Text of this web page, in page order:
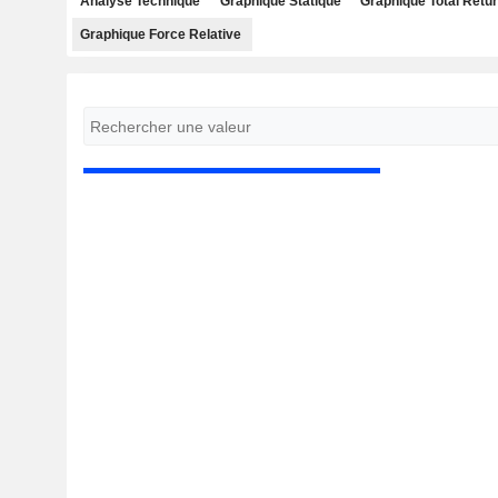
Graphique Force Relative